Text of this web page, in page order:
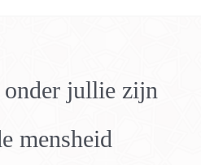
onder jullie zijn
mensheid